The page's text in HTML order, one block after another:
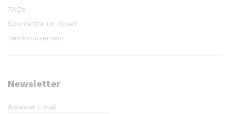
FAQs
Soumettre un ticket
Remboursement
Newsletter
Adresse Email